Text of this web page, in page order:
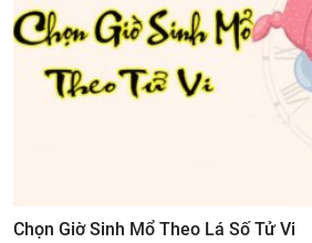
Chọn Giờ Sinh Mổ Theo Lá Số Tử Vi